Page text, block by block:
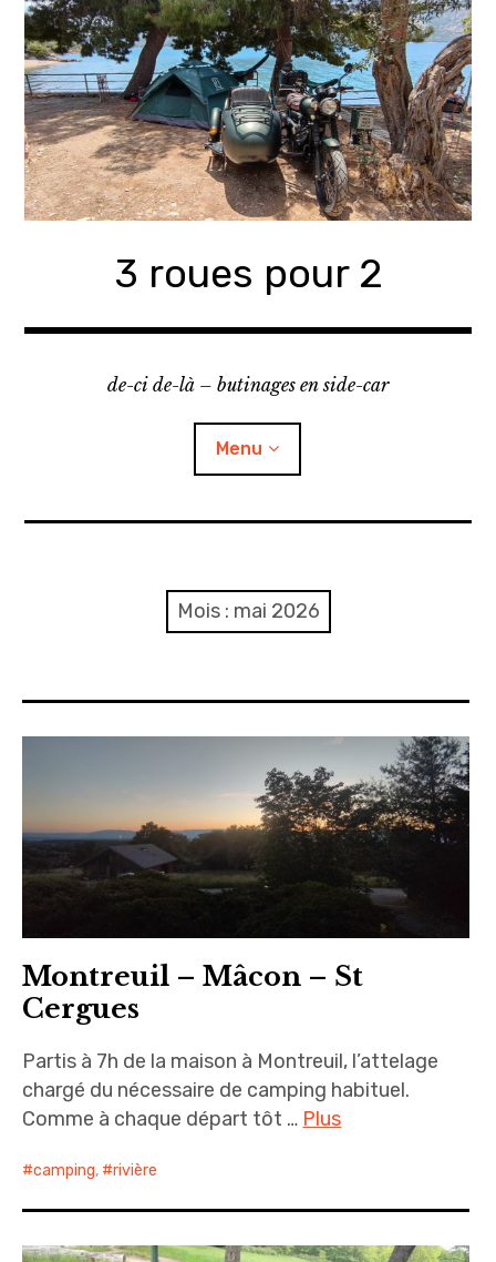
Accéder
contenu
principal
3 roues pour 2
de-ci de-là – butinages en side-car
Menu
Itinéraire(s)
Mois : mai 2026
Montreuil – Mâcon – St
Cergues
Partis à 7h de la maison à Montreuil, l’attelage
chargé du nécessaire de camping habituel.
Comme à chaque départ tôt … Plus
camping, rivière